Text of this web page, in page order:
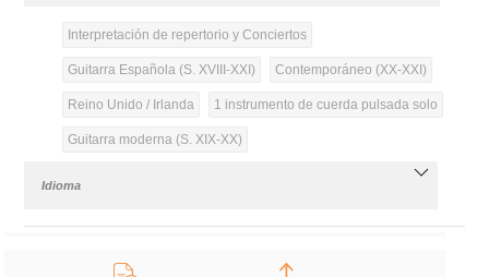
Interpretación de repertorio y Conciertos
Guitarra Española (S. XVIII-XXI) Contemporáneo (XX-XXI)
Reino Unido / Irlanda 1 instrumento de cuerda pulsada solo
Guitarra moderna (S. XIX-XX)
Idioma